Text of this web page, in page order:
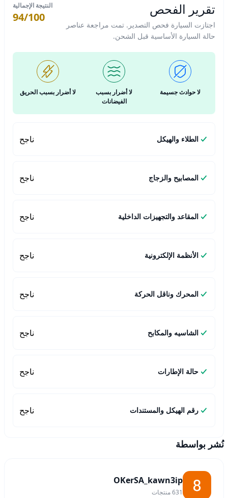
تقرير الفحص
اجتازت السيارة فحص التصدير. تمت مراجعة عناصر
حالة السيارة الأساسية قبل الشحن.
النتيجة الإجمالية
94/100
لا حوادث جسيمة
لا أضرار بسبب
الفيضانات
لا أضرار بسبب الحريق
الطلاء والهيكل ناجح
المصابيح والزجاج ناجح
المقاعد والتجهيزات الداخلية ناجح
الأنظمة الإلكترونية ناجح
المحرك وناقل الحركة ناجح
الشاسيه والمكابح ناجح
حالة الإطارات ناجح
رقم الهيكل والمستندات ناجح
نُشر بواسطة
OKerSA_kawn3ip
631منتجات